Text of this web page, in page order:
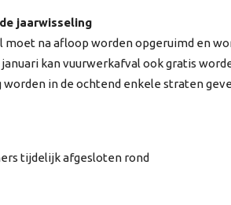
jaarwisseling
moet na afloop worden opgeruimd en
kan vuurwerkafval ook gratis
worden in de ochtend enkele straten
tijdelijk afgesloten rond